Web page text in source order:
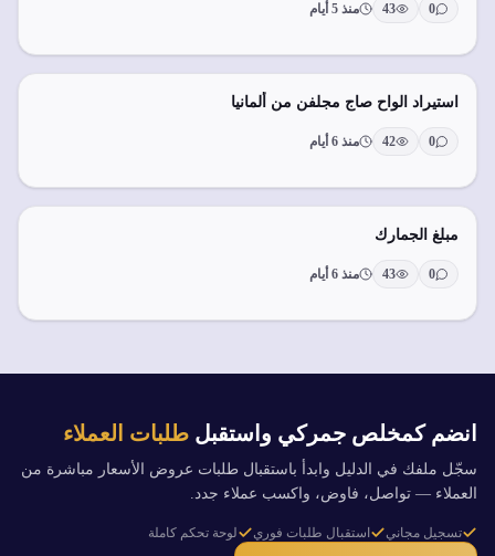
0
43 منذ 5 أيام
استيراد الواح صاج مجلفن من ألمانيا
0
42 منذ 6 أيام
مبلغ الجمارك
0
43 منذ 6 أيام
انضم كمخلص جمركي واستقبل طلبات العملاء
سجّل ملفك في الدليل وابدأ باستقبال طلبات عروض الأسعار مباشرة من
العملاء — تواصل، فاوض، واكسب عملاء جدد.
تسجيل مجاني استقبال طلبات فوري لوحة تحكم كاملة